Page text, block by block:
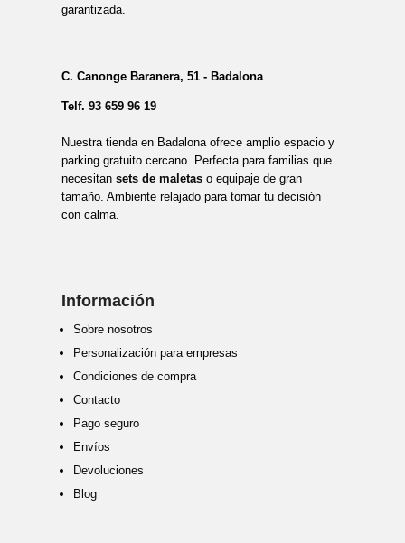
garantizada.
C. Canonge Baranera, 51 - Badalona
Telf. 93 659 96 19
Nuestra tienda en Badalona ofrece amplio espacio y
parking gratuito cercano. Perfecta para familias que
necesitan sets de maletaso equipaje de gran
tamaño. Ambiente relajado para tomar tu decisión
con calma.
Información
Sobre nosotros
Personalización para empresas
Condiciones de compra
Contacto
Pago seguro
Envíos
Devoluciones
Blog